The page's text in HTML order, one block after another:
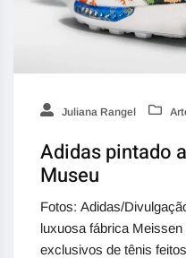
Juliana Rangel
Adidas pintado
Museu
Fotos: Adidas/
luxuosa fábrica
exclusivos de tênis